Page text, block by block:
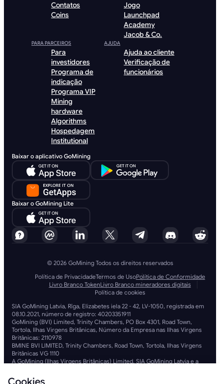
Contatos
Coins
Jogo
Launchpad
Academy
Jacob & Co.
PARA PARCEIROS
Para
investidores
Programa de
indicação
Programa VIP
Mining
hardware
Algorithms
Hospedagem
Institutional
AJUDA
Ajuda ao cliente
Verificação de
funcionários
Baixar o aplicativo GoMining
Baixar o GoMining Lite
© 2026 GoMining Todos os direitos reservados
Política de PrivacidadeTermos de UsoPolítica de Conformidade
Livro Branco TokenLivro Branco mineradores digitais
Política de cookies
SIA GoMining Latvia, Rīga, Elizabetes iela 22 - 42, LV-1050, registrada em
08.10.2021, número de registro: 40203351911
GoMining (BVI) Limited, Trinity Chambers, PO Box 4301, Road Town,
Tortola, Ilhas Virgens Britânicas, Número da Empresa nas Ilhas Virgens
Britânicas: 2110978
BMINE BVI LIMITED, Trinity Chambers, Road Town, Tortola, Ilhas Virgens
Britânicas VG 1110
A GoMining (Ilhas Virgens Britânicas) Limited, SIA GoMining Latvia e a
regulamentos aplicáveis e estão firmemente comprometidas com o